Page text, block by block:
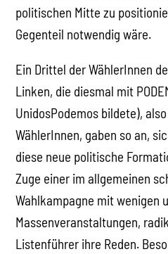
politischen Mitte zu
Gegenteil notwendig wäre.
Ein Drittel der WählerInnen
Linken, die diesmal mit
UnidosPodemos bildete),
WählerInnen, gaben so an,
diese neue politische
Zuge einer im allgemeinen
Wahlkampagne mit wenigen
Massenveranstaltungen,
Listenführer ihre Reden.